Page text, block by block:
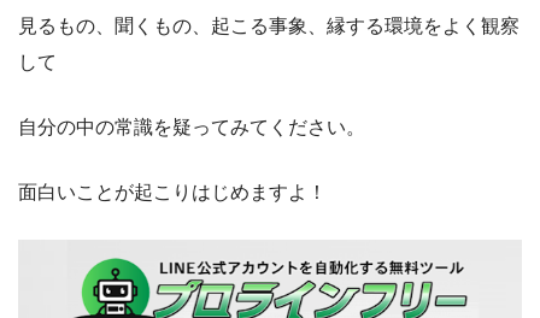
見るもの、聞くもの、起こる事象、縁する環境をよく観察
して
自分の中の常識を疑ってみてください。
面白いことが起こりはじめますよ！